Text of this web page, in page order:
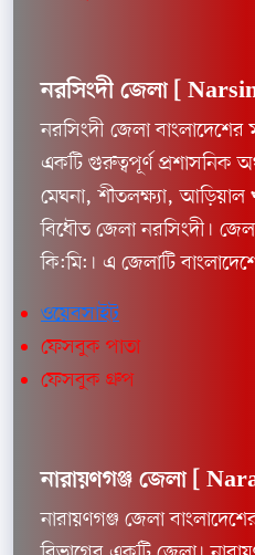
নরসিংদী জেলা [
নরসিংদী জেলা বাংলাদেশের
একটি গুরুত্বপূর্ণ প্রশাসনিক
মেঘনা, শীতলক্ষ্যা, আড়িয়াল
বিধৌত জেলা নরসিংদী।
কি:মি:। এ জেলাটি
ওয়েবসাইট
ফেসবুক পাতা
ফেসবুক গ্রুপ
নারায়ণগঞ্জ জেলা [
নারায়ণগঞ্জ জেলা